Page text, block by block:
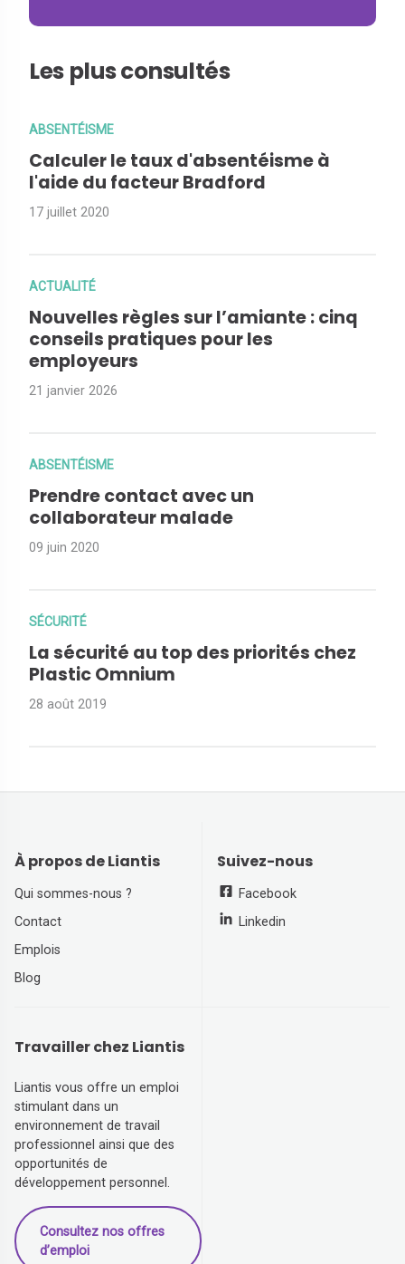
Les plus consultés
ABSENTÉISME
Calculer le taux d'absentéisme à
l'aide du facteur Bradford
17 juillet 2020
ACTUALITÉ
Nouvelles règles sur l’amiante : cinq
conseils pratiques pour les
employeurs
21 janvier 2026
ABSENTÉISME
Prendre contact avec un
collaborateur malade
09 juin 2020
SÉCURITÉ
La sécurité au top des priorités chez
Plastic Omnium
28 août 2019
À propos de Liantis
Qui sommes-nous ?
Contact
Emplois
Blog
Suivez-nous
Facebook
Linkedin
Travailler chez Liantis
Liantis vous offre un emploi
stimulant dans un
environnement de travail
professionnel ainsi que des
opportunités de
développement personnel.
Consultez nos offres
d’emploi